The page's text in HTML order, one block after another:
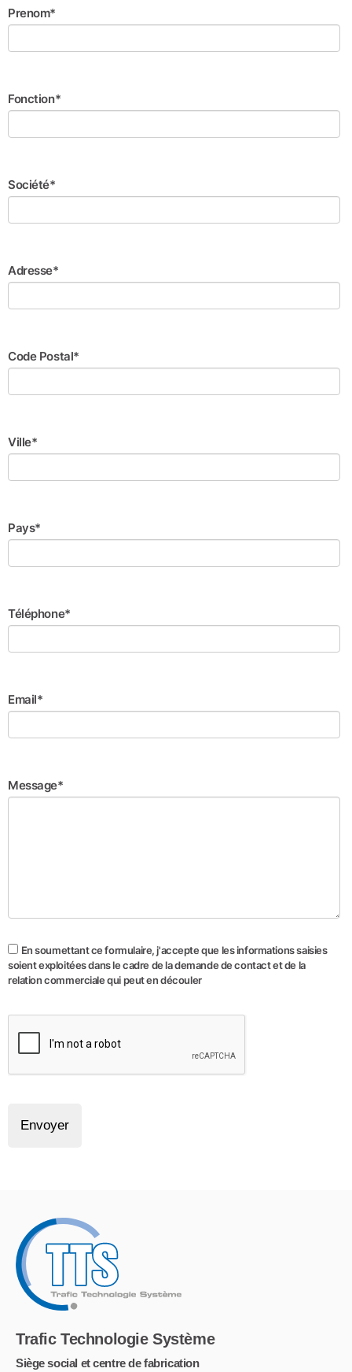
Prenom*
Fonction*
Société*
Adresse*
Code Postal*
Ville*
Pays*
Téléphone*
Email*
Message*
En soumettant ce formulaire, j'accepte que les informations saisies
soient exploitées dans le cadre de la demande de contact et de la
relation commerciale qui peut en découler
Envoyer
Trafic Technologie Système
Siège social et centre de fabrication